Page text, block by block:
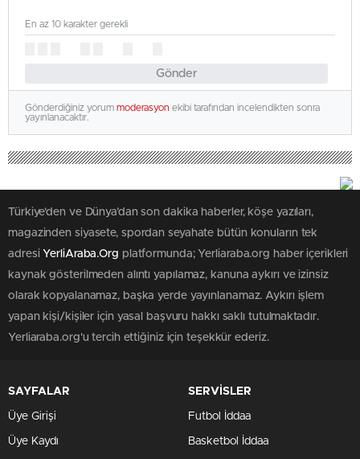
Gönder
En az 10 karakter gerekli
Gönderdiğiniz yorum moderasyon ekibi tarafından incelendikten sonra
yayınlanacaktır.
Türkiye'den ve Dünya’dan son dakika haberler, köşe yazıları,
magazinden siyasete, spordan seyahate bütün konuların tek
adresiYerliAraba.Org platformunda; Yerliaraba.org haber içerikleri
kaynak gösterilmeden alıntı yapılamaz, kanuna aykırı ve izinsiz
olarak kopyalanamaz, başka yerde yayınlanamaz. Aykırı işlem
yapan kişi/kişiler için yasal başvuru hakkı saklı tutulmaktadır.
Yerliaraba.org'u tercih ettiğiniz için teşekkür ederiz.
SAYFALAR
Üye Girişi
Üye Kaydı
SERVİSLER
Futbol İddaa
Basketbol İddaa